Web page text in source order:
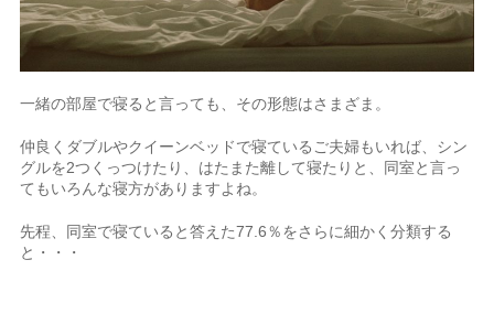
一緒の部屋で寝ると言っても、その形態はさまざま。
仲良くダブルやクイーンベッドで寝ているご夫婦もいれば、シン
グルを2つくっつけたり、はたまた離して寝たりと、同室と言っ
てもいろんな寝方がありますよね。
先程、同室で寝ていると答えた77.6％をさらに細かく分類する
と・・・